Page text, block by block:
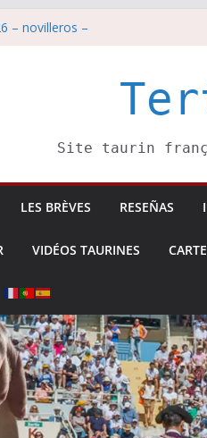
– matadors de toros-
Site taurin
LES BRÈVES RESEÑAS
VIDÉOS TAURINES